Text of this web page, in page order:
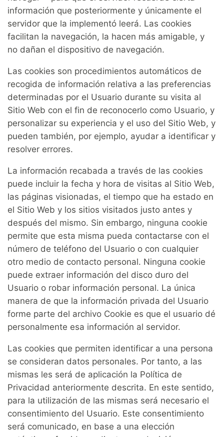
información que posteriormente y únicamente el
servidor que la implementó leerá. Las cookies
facilitan la navegación, la hacen más amigable, y
no dañan el dispositivo de navegación.
Las cookies son procedimientos automáticos de
recogida de información relativa a las preferencias
determinadas por el Usuario durante su visita al
Sitio Web con el fin de reconocerlo como Usuario, y
personalizar su experiencia y el uso del Sitio Web, y
pueden también, por ejemplo, ayudar a identificar y
resolver errores.
La información recabada a través de las cookies
puede incluir la fecha y hora de visitas al Sitio Web,
las páginas visionadas, el tiempo que ha estado en
el Sitio Web y los sitios visitados justo antes y
después del mismo. Sin embargo, ninguna cookie
permite que esta misma pueda contactarse con el
número de teléfono del Usuario o con cualquier
otro medio de contacto personal. Ninguna cookie
puede extraer información del disco duro del
Usuario o robar información personal. La única
manera de que la información privada del Usuario
forme parte del archivo Cookie es que el usuario dé
personalmente esa información al servidor.
Las cookies que permiten identificar a una persona
se consideran datos personales. Por tanto, a las
mismas les será de aplicación la Política de
Privacidad anteriormente descrita. En este sentido,
para la utilización de las mismas será necesario el
consentimiento del Usuario. Este consentimiento
será comunicado, en base a una elección